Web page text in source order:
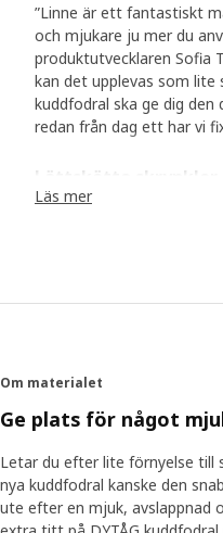
”Linne är ett fantastiskt
och mjukare ju mer du
produktutvecklaren Sofia
kan det upplevas som
kuddfodral ska ge dig den
redan från dag ett har vi
Lättskötta skrynklor
DYTÅG blir troligen
mjuk och vacker och
färgskala. ”De här
bra och är koordinerade
där du hittar gardiner och
Ett material som
Att älska linne är inte
Läs mer
Om materialet
Ge plats för något
Letar du efter lite förnyelse till
nya kuddfodral kanske den
ute efter en mjuk, avslappnad